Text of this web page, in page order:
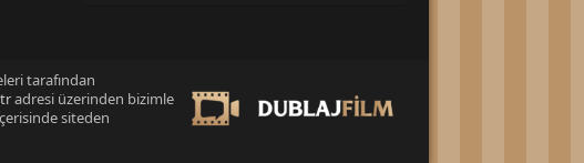
Dedektif Reptır İzle
2026
tarafından
adresi üzerinden bizimle
siteden